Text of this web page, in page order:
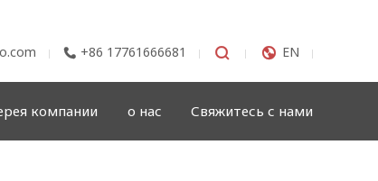
 +86 17761666681   EN
компании о нас Свяжитесь с нами